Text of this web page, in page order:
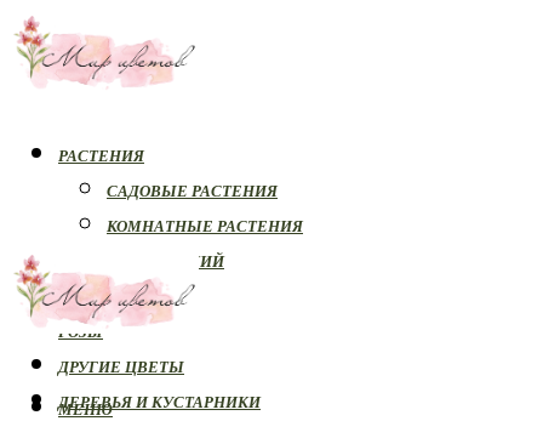
РАСТЕНИЯ
САДОВЫЕ РАСТЕНИЯ
КОМНАТНЫЕ РАСТЕНИЯ
БОЛЕЗНИ РАСТЕНИЙ
ОРХИДЕИ
РОЗЫ
ДРУГИЕ ЦВЕТЫ
ДЕРЕВЬЯ И КУСТАРНИКИ
МЕНЮ